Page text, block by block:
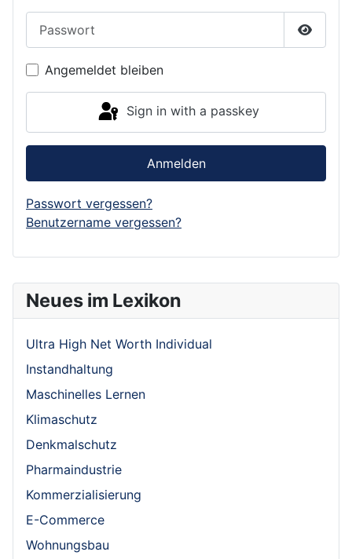
Neues im Lexikon
Ultra High Net Worth Individual
Instandhaltung
Maschinelles Lernen
Klimaschutz
Denkmalschutz
Pharmaindustrie
Kommerzialisierung
E-Commerce
Wohnungsbau
Show
Angemeldet bleiben
Sign in with a passkey
Anmelden
Passwort vergessen?
Benutzername vergessen?